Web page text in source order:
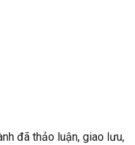
đã thảo luận, giao lưu,